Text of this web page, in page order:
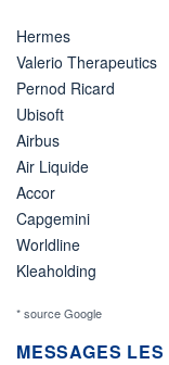
Hermes
Valerio Therapeutics
Pernod Ricard
Ubisoft
Airbus
Air Liquide
Accor
Capgemini
Worldline
Kleaholding
* source Google
MESSAGES